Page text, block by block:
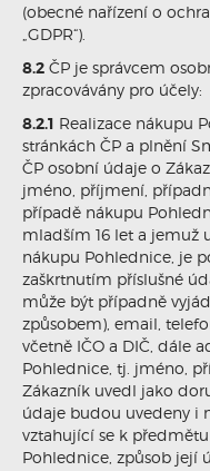
(obecné nařízení o
„GDPR“).
8.2 ČP je správcem
zpracovávány pro účely:
8.2.1 Realizace nákupu
stránkách ČP a plnění
ČP osobní údaje o
jméno, příjmení,
případě nákupu
mladším 16 let a jemuž
nákupu Pohlednice, je
zaškrtnutím příslušné
může být případně
způsobem), email,
včetně IČO a DIČ, dále
Pohlednice, tj. jméno,
Zákazník uvedl jako
údaje budou uvedeny i
vztahující se k
Pohlednice, způsob její